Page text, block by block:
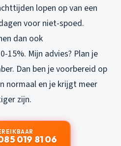
lopen op van een
voor niet-spoed.
dan ook
15%. Mijn advies? Plan je
Dan ben je voorbereid op
normaal en je krijgt meer
zijn.
019 81 06